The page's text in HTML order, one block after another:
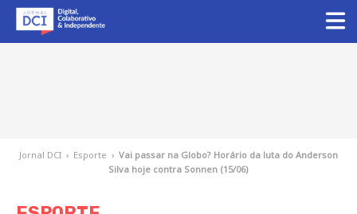
Jornal DCI › Esporte › Vai passar na Globo? Horário da luta do Anderson
Silva hoje contra Sonnen (15/06)